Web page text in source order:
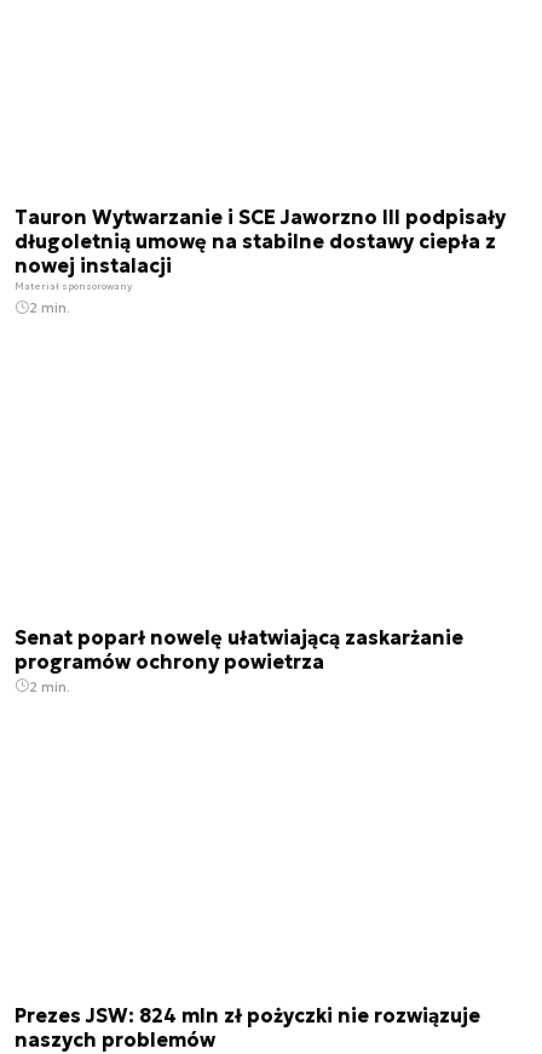
Tauron Wytwarzanie i SCE Jaworzno III podpisały
długoletnią umowę na stabilne dostawy ciepła z
nowej instalacji
Materiał sponsorowany
2 min.
Senat poparł nowelę ułatwiającą zaskarżanie
programów ochrony powietrza
2 min.
Prezes JSW: 824 mln zł pożyczki nie rozwiązuje
naszych problemów